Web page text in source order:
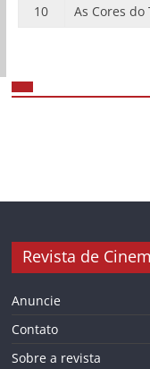
10
As Cores do
Revista de
Anuncie
Contato
Sobre a revista